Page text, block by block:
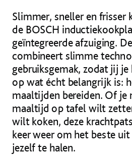
Slimmer, sneller en frisser
de BOSCH
geïntegreerde afzuiging.
combineert slimme
gebruiksgemak, zodat jij
op wat écht belangrijk is:
maaltijden bereiden. Of je
maaltijd op tafel wilt
wilt koken, deze
keer weer om het beste uit
jezelf te halen.